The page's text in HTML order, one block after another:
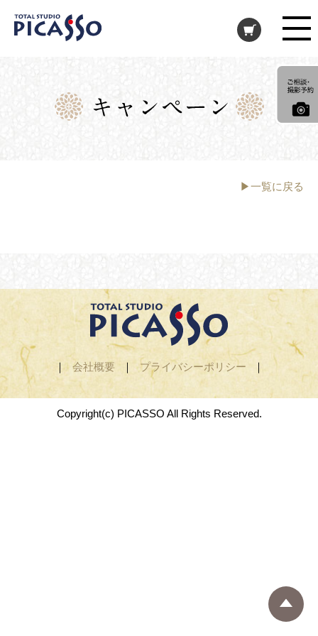
▶一覧に戻る
｜ 会社概要 ｜ プライバシーポリシー ｜
Copyright(c) PICASSO All Rights Reserved.